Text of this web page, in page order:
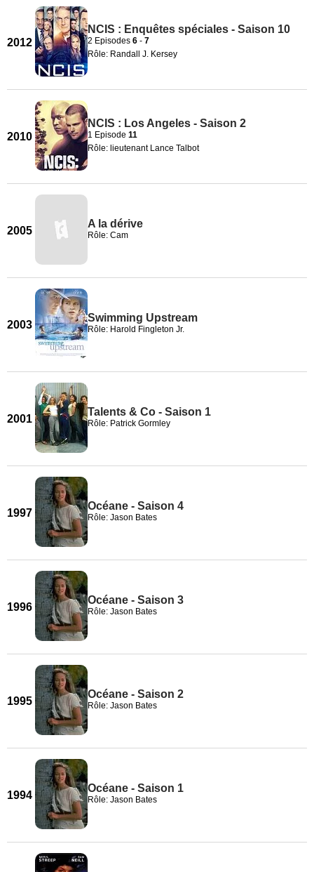
2012
NCIS : Enquêtes spéciales - Saison 10
2 Episodes 6 - 7
Rôle: Randall J. Kersey
2010
NCIS : Los Angeles - Saison 2
1 Episode 11
Rôle: lieutenant Lance Talbot
2005
A la dérive
Rôle: Cam
2003
Swimming Upstream
Rôle: Harold Fingleton Jr.
2001
Talents & Co - Saison 1
Rôle: Patrick Gormley
1997
Océane - Saison 4
Rôle: Jason Bates
1996
Océane - Saison 3
Rôle: Jason Bates
1995
Océane - Saison 2
Rôle: Jason Bates
1994
Océane - Saison 1
Rôle: Jason Bates